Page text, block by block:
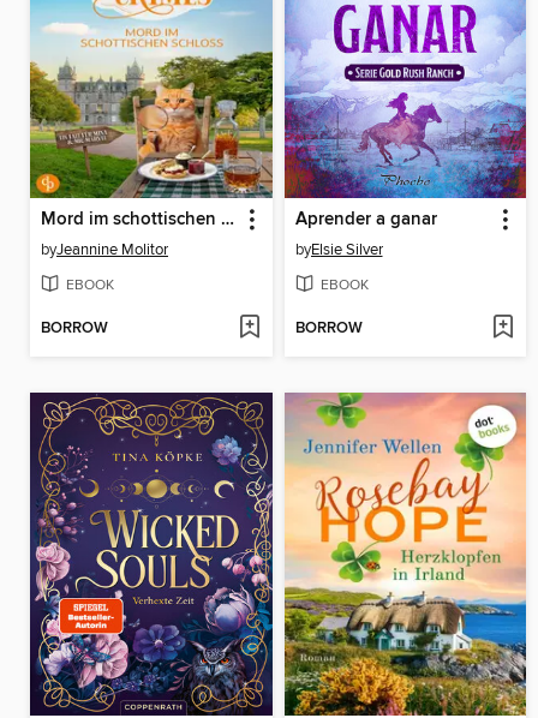
Mord im schottischen Schloss | Ein charmanter Cosy Crime
byJeannine Molitor
EBOOK
BORROW
Aprender a ganar
byElsie Silver
EBOOK
BORROW